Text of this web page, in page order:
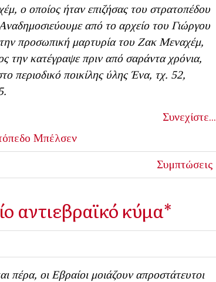
ο οποίος ήταν επιζήσας του στρατοπέδου
από το αρχείο του Γιώργου
προσωπική μαρτυρία του Ζακ Μεναχέμ,
την κατέγραψε πριν από σαράντα χρόνια,
περιοδικό ποικίλης ύλης Ένα, τχ. 52,
Συνεχίστε...
Μπέλσεν
Συμπτώσεις
αντιεβραϊκό κύμα*
πέρα, οι Εβραίοι μοιάζουν απροστάτευτοι